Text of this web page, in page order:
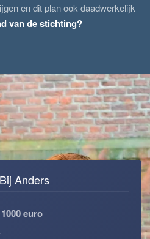
en dit plan ook daadwerkelijk
van de stichting?
Anders
euro